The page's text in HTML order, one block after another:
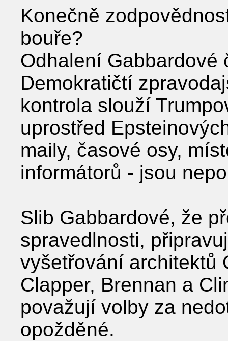
Konečně
bouře?
Odhalení Gabbardové
Demokratičtí
kontrola slouží
uprostřed
maily, časové osy,
informátorů - jsou
Slib Gabbardové, že
spravedlnosti,
vyšetřování architektů
Clapper, Brennan a
považují volby za
opožděné.